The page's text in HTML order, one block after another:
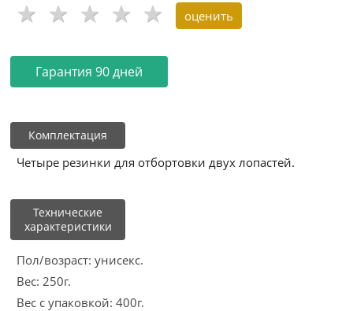
Гарантия 90 дней
Комплектация
Четыре резинки для отбортовки двух лопастей.
Технические
характеристики
Пол/возраст: унисекс.
Вес: 250г.
Вес с упаковкой: 400г.